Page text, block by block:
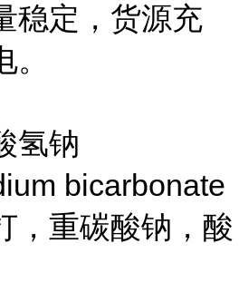
稳定，货源充
氢钠
bicarbonate
，重碳酸钠，酸